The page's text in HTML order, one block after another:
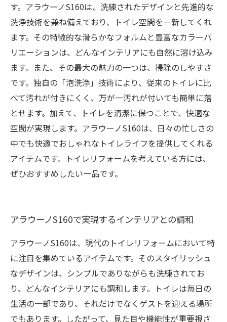
す。アラウーノS160は、洗練されたデザインと先進的な
洗浄技術を兼ね備えており、トイレ空間を一新してくれ
ます。その特徴的な滑らかなフォルムと豊富なカラーバ
リエーションは、どんなインテリアにも自然に溶け込み
ます。また、その最大の魅力の一つは、掃除のしやすさ
です。独自の「泡洗浄」技術により、従来のトイレに比
べて汚れが付きにくく、万が一汚れが付いても簡単に落
とせます。加えて、トイレを清潔に保つことで、快適な
空間が実現します。アラウーノS160は、日々の忙しさの
中でも快適でおしゃれなトイレライフを提供してくれる
アイテムです。トイレリフォームを考えている方には、
ぜひおすすめしたい一品です。
アラウーノS160で実現するインテリアとの調和
アラウーノS160は、現代のトイレリフォームにおいて特
に注目を集めているアイテムです。そのスタイリッシュ
なデザインは、シンプルでありながらも洗練されてお
り、どんなインテリアにも調和します。トイレは毎日の
生活の一部であり、それだけでなくゲストを迎える場所
でもあります。したがって、見た目や機能性が重要視さ